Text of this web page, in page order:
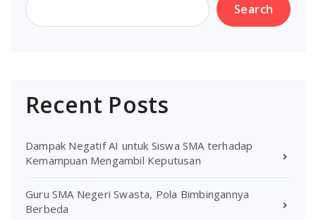
Search
Recent Posts
Dampak Negatif AI untuk Siswa SMA terhadap
Kemampuan Mengambil Keputusan
Guru SMA Negeri Swasta, Pola Bimbingannya
Berbeda